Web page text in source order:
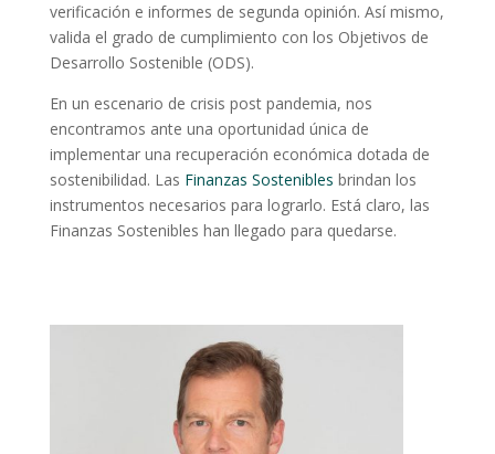
verificación e informes de segunda opinión. Así mismo,
valida el grado de cumplimiento con los Objetivos de
Desarrollo Sostenible (ODS).
En un escenario de crisis post pandemia, nos
encontramos ante una oportunidad única de
implementar una recuperación económica dotada de
sostenibilidad. Las Finanzas Sostenibles brindan los
instrumentos necesarios para lograrlo. Está claro, las
Finanzas Sostenibles han llegado para quedarse.